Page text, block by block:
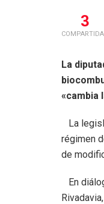
3
La
«cambia
La
régimen
de
En